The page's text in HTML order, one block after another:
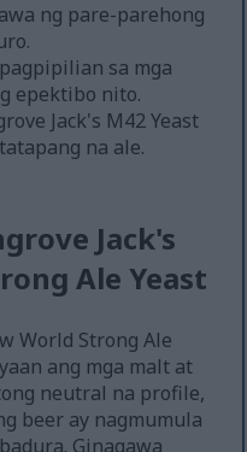
ng pare-parehong
sa mga
epektibo nito.
Jack's M42 Yeast
na ale.
Jack's
Ale Yeast
World Strong Ale
ang mga malt at
neutral na profile,
beer ay nagmumula
Ginagawa